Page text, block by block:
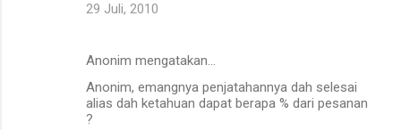
29 Juli, 2010
Anonim mengatakan…
Anonim, emangnya penjatahannya dah selesai
alias dah ketahuan dapat berapa % dari pesanan
?